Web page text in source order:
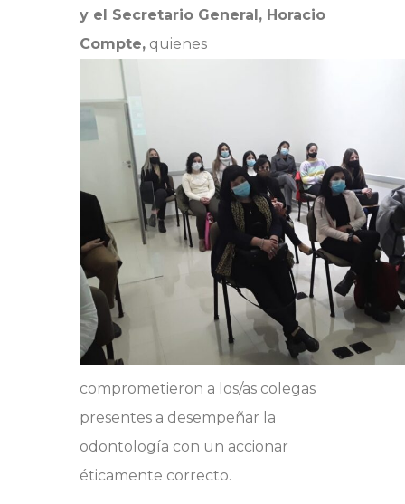
y el Secretario General, Horacio
Compte, quienes
comprometieron a los/as colegas
presentes a desempeñar la
odontología con un accionar
éticamente correcto.